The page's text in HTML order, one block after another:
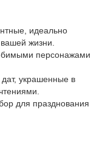
идеально
жизни.
персонажами
украшенные в
для празднования